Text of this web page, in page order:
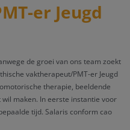
er Jeugd
de groei van ons team zoekt
vaktherapeut/PMT-er Jeugd
therapie, beeldende
maken. In eerste instantie voor
tijd. Salaris conform cao